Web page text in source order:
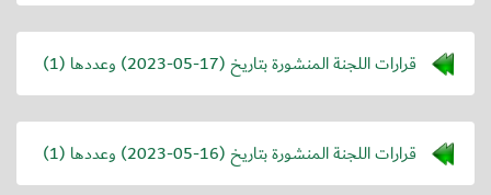
قرارات اللجنة المنشورة بتاريخ (2023-05-17) وعددها (1)
قرارات اللجنة المنشورة بتاريخ (2023-05-16) وعددها (1)